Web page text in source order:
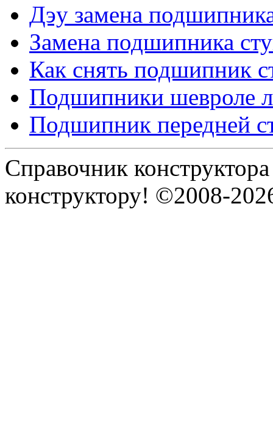
Дэу замена
Замена подшипника
Как снять подшипник
Подшипники шевроле
Подшипник передней
Справочник
конструктору! ©2008-